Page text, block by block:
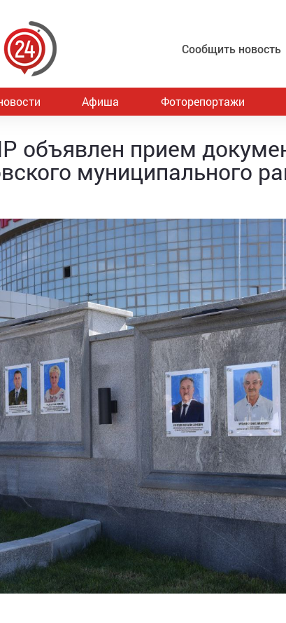
Сообщить новость
Афиша Фоторепортажи
объявлен прием
муниципального